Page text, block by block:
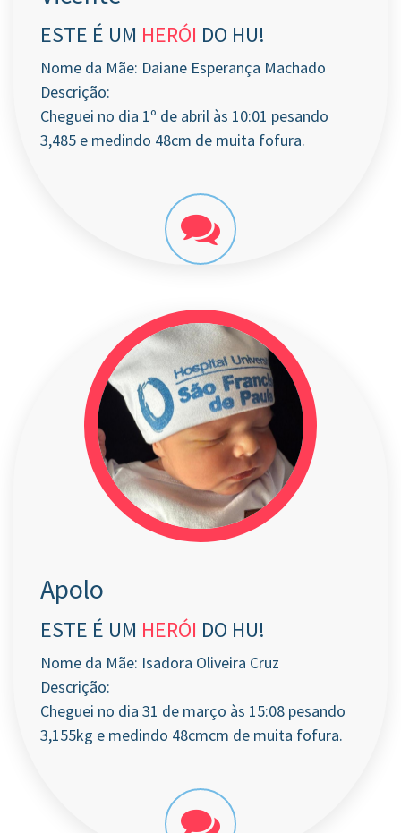
ESTE É UM HERÓI DO HU!
Nome da Mãe: Daiane Esperança Machado
Descrição:
Cheguei no dia 1º de abril às 10:01 pesando
3,485 e medindo 48cm de muita fofura.
Apolo
ESTE É UM HERÓI DO HU!
Nome da Mãe: Isadora Oliveira Cruz
Descrição:
Cheguei no dia 31 de março às 15:08 pesando
3,155kg e medindo 48cmcm de muita fofura.